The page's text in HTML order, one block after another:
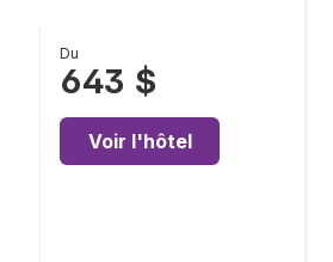
Du
643 $
Voir l'hôtel